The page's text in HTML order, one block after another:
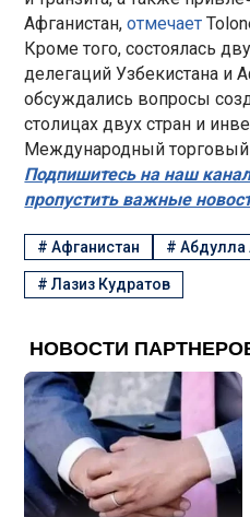
Афганистан,отмечает
Кроме того, состоялась
делегаций Узбекистана и
обсуждались вопросы
столицах двух стран и
Международный торговый
Подпишитесь на наш
пропустить важные
#Афганистан #Абдулла
#Лазиз Кудратов